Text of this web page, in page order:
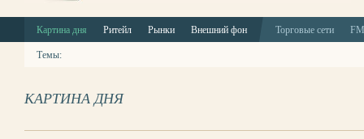
Картина дня Ритейл Рынки Внешний фон Торговые сети
Темы:
КАРТИНА ДНЯ